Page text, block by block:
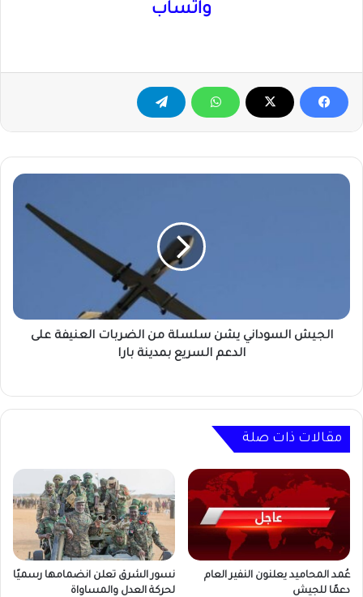
واتساب
الجيش
الدعم
السريعالجيش السوداني يشن سلسلة من الضربات العنيفة على
الدعم السريع بمدينة بارا
مقالات ذات صلة
عُمد المحاميد يعلنون النفير العام
دعمًا للجيش
نسور الشرق تعلن انضمامها رسميًا
لحركة العدل والمساواة